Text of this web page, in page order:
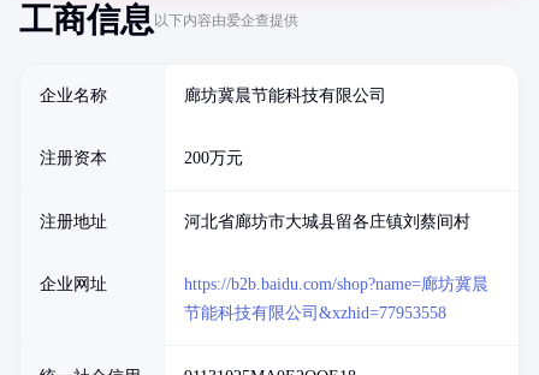
工商信息以下内容由爱企查提供
企业名称 廊坊冀晨节能科技有限公司
注册资本 200万元
注册地址 河北省廊坊市大城县留各庄镇刘蔡间村
企业网址
https://b2b.baidu.com/shop?name=廊坊冀晨
节能科技有限公司&xzhid=77953558